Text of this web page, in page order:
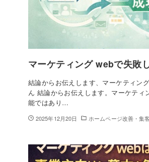
マーケティング webで失敗
結論からお伝えします、マーケティン
ん 結論からお伝えします。マーケテ
能ではあり…
2025年12月20日 ホームページ改善・集客